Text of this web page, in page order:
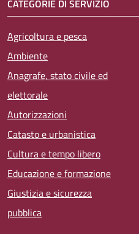
CATEGORIE DI SERVIZIO
Agricoltura e pesca
Ambiente
Anagrafe, stato civile ed
elettorale
Autorizzazioni
Catasto e urbanistica
Cultura e tempo libero
Educazione e formazione
Giustizia e sicurezza
pubblica